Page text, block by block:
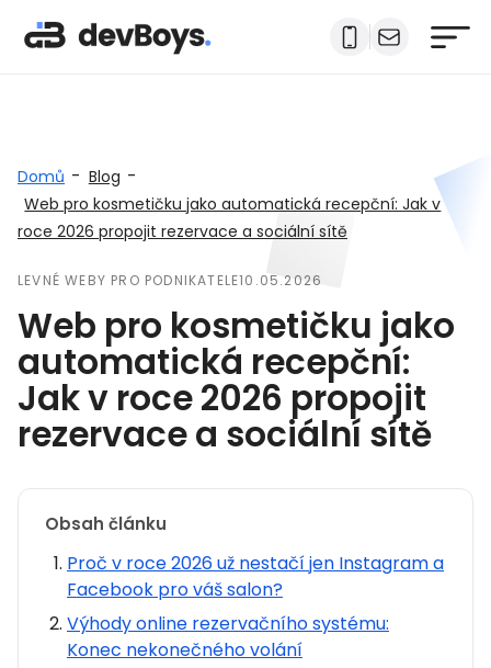
Domů - Blog -
Web pro kosmetičku jako automatická recepční: Jak v
roce 2026 propojit rezervace a sociální sítě
LEVNÉ WEBY PRO PODNIKATELE10.05.2026
Web pro kosmetičku jako
automatická recepční:
Jak v roce 2026 propojit
rezervace a sociální sítě
Obsah článku
Proč v roce 2026 už nestačí jen Instagram a
Facebook pro váš salon?
Výhody online rezervačního systému:
Konec nekonečného volání